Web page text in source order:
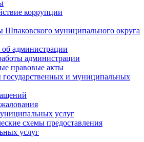
коррупции
Шпаковского муниципального округа
администрации
администрации
правовые акты
государственных и муниципальных
услуг
схемы предоставления
услуг